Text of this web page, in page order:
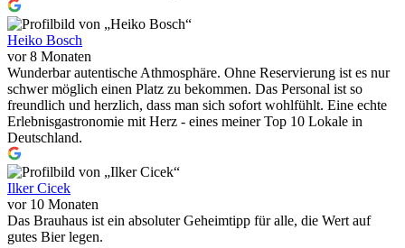
Heiko Bosch
vor 8 Monaten
Wunderbar autentische Athmosphäre. Ohne Reservierung ist es nur
schwer möglich einen Platz zu bekommen. Das Personal ist so
freundlich und herzlich, dass man sich sofort wohlfühlt. Eine echte
Erlebnisgastronomie mit Herz - eines meiner Top 10 Lokale in
Deutschland.
Ilker Cicek
vor 10 Monaten
Das Brauhaus ist ein absoluter Geheimtipp für alle, die Wert auf
gutes Bier legen.